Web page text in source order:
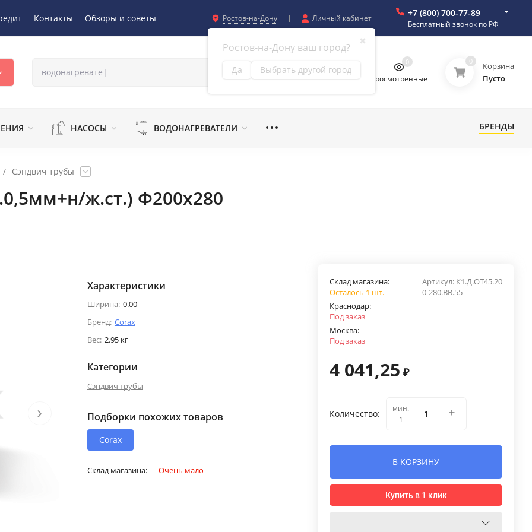
Контакты Обзоры и советы Ростов-на-Дону
✖
Ростов-на-Дону ваш город?
Да Выбрать другой город
Личный кабинет +7 (800) 700-77-89
Бесплатный звонок по РФ
Просмотренные
0 0
Корзина
Пусто
НАСОСЫ ВОДОНАГРЕВАТЕЛИ БРЕНДЫ
/ Сэндвич трубы
ж.ст.) Ф200х280
›
Характеристики
Ширина: 0.00
Бренд: Corax
Вес: 2.95 кг
Категории
Сэндвич трубы
Подборки похожих товаров
Corax
Склад магазина: Очень мало
Артикул: К1.Д.ОТ45.20
0-280.ВВ.55
Склад магазина:
Осталось 1 шт.
Краснодар:
Под заказ
Москва:
Под заказ
4 041,25 ₽
Количество:
мин.
1
В КОРЗИНУ
Купить в 1 клик